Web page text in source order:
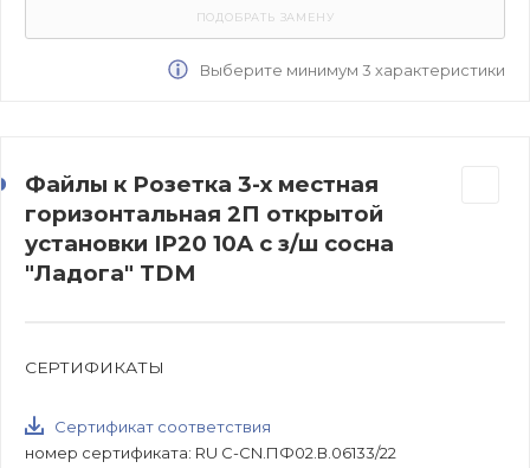
Выберите минимум 3 характеристики
Файлы к Розетка 3-х местная
горизонтальная 2П открытой
установки IP20 10A с з/ш сосна
"Ладога" TDM
СЕРТИФИКАТЫ
Сертификат соответствия
номер сертификата: RU C-CN.ПФ02.В.06133/22